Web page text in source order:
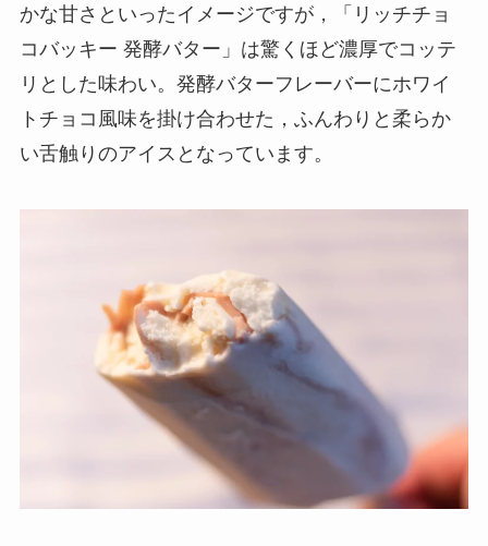
かな甘さといったイメージですが，「リッチチョ
コバッキー 発酵バター」は驚くほど濃厚でコッテ
リとした味わい。発酵バターフレーバーにホワイ
トチョコ風味を掛け合わせた，ふんわりと柔らか
い舌触りのアイスとなっています。